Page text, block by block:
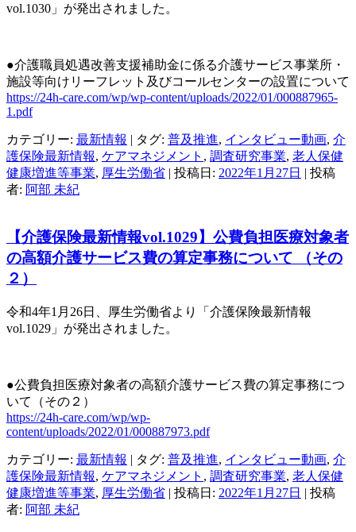
vol.1030 」が発出されました。
●介護職員処遇改善支援補助金に係る介護サービス事業所・
施設等向けリーフレット及びコールセンターの設置について
https://24h-care.com/wp/wp-content/uploads/2022/01/000887965-
1.pdf
カテゴリー: 最新情報 | タグ: 普及推進, インタビュー動画, 介
護保険最新情報, ケアマネジメント , 調査研究事業, 老人保健
健康増進等事業, 厚生労働省 | 投稿日: 2022年1月27日 | 投稿
者: 阿部 未紀
【介護保険最新情報vol.1029】公費負担医療対象者
の高額介護サービス費の算定事務について （その
２）
令和4年1月26日、厚生労働省より「介護保険最新情報
vol.1029 」が発出されました。
●公費負担医療対象者の高額介護サービス費の算定事務につ
いて（その２）
https://24h-care.com/wp/wp-
content/uploads/2022/01/000887973.pdf
カテゴリー: 最新情報 | タグ: 普及推進, インタビュー動画, 介
護保険最新情報, ケアマネジメント , 調査研究事業, 老人保健
健康増進等事業, 厚生労働省 | 投稿日: 2022年1月27日 | 投稿
者: 阿部 未紀